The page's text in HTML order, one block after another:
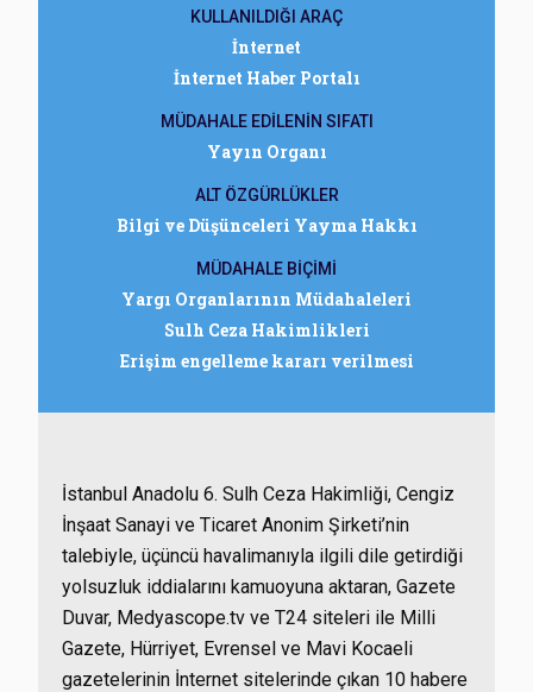
KULLANILDIĞI ARAÇ
İnternet
İnternet Haber Portalı
MÜDAHALE EDİLENİN SIFATI
Yayın Organı
ALT ÖZGÜRLÜKLER
Bilgi ve Düşünceleri Yayma Hakkı
MÜDAHALE BİÇİMİ
Yargı Organlarının Müdahaleleri
Sulh Ceza Hakimlikleri
Erişim engelleme kararı verilmesi
İstanbul Anadolu 6. Sulh Ceza Hakimliği, Cengiz
İnşaat Sanayi ve Ticaret Anonim Şirketi’nin
talebiyle, üçüncü havalimanıyla ilgili dile getirdiği
yolsuzluk iddialarını kamuoyuna aktaran, Gazete
Duvar, Medyascope.tv ve T24 siteleri ile Milli
Gazete, Hürriyet, Evrensel ve Mavi Kocaeli
gazetelerinin İnternet sitelerinde çıkan 10 habere